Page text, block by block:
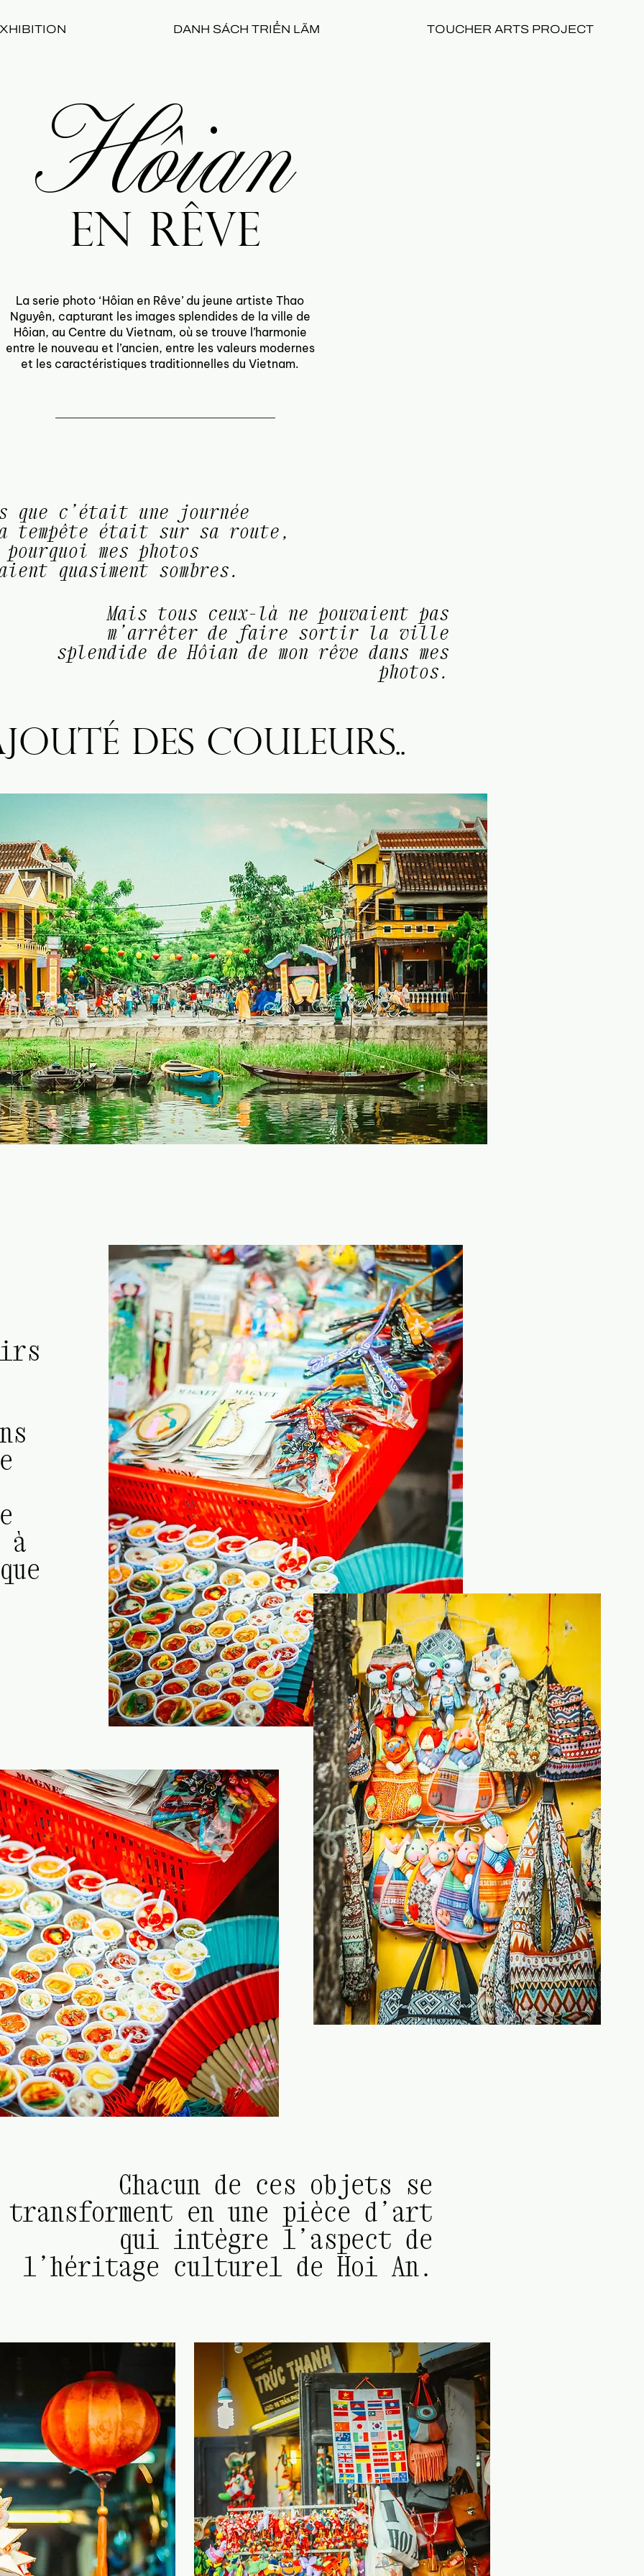
DANH SÁCH TRIỂN LÃM TOUCHER ARTS PROJECT
Hôian
en Rêve
La serie photo ‘Hôian en Rêve’ du jeune artiste Thao
Nguyên, capturant les images splendides de la ville de
Hôian, au Centre du Vietnam, où se trouve l’harmonie
entre le nouveau et l’ancien, entre les valeurs modernes
et les caractéristiques traditionnelles du Vietnam.
que c’était une journée
tempête était sur sa route,
mes photos
quasiment sombres.
Mais tous ceux-là ne pouvaient pas
m’arrêter de faire sortir la ville
splendide de Hôian de mon rêve dans mes
photos.
des couleurs..
à
Chacun de ces objets se
transforment en une pièce d’art
qui intègre l’aspect de
l’héritage culturel de Hoi An.